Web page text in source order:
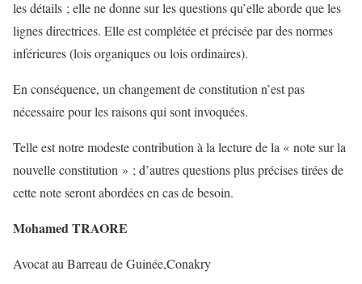
les détails ; elle ne donne sur les questions qu’elle aborde que les
lignes directrices. Elle est complétée et précisée par des normes
inférieures (lois organiques ou lois ordinaires).
En conséquence, un changement de constitution n’est pas
nécessaire pour les raisons qui sont invoquées.
Telle est notre modeste contribution à la lecture de la « note sur la
nouvelle constitution » ; d’autres questions plus précises tirées de
cette note seront abordées en cas de besoin.
Mohamed TRAORE
Avocat au Barreau de Guinée,Conakry